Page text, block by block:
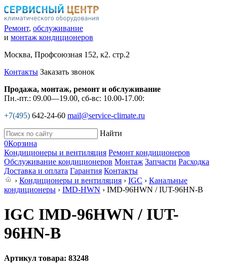
Ремонт, обслуживание
и монтаж кондиционеров
Москва, Профсоюзная 152, к2. стр.2
Контакты Заказать звонок
Продажа, монтаж, ремонт и обслуживание
Пн.-пт.: 09.00—19.00, сб-вс: 10.00-17.00:
+7(495) 642-24-60 mail@service-climate.ru
Найти
0Корзина
Кондиционеры и вентиляция Ремонт кондиционеров
Обслуживание кондиционеров Монтаж Запчасти Расходка
Доставка и оплата Гарантия Контакты
› Кондиционеры и вентиляция › IGC › Канальные
кондиционеры › IMD-HWN › IMD-96HWN / IUT-96HN-B
IGC IMD-96HWN / IUT-
96HN-B
Артикул товара: 83248